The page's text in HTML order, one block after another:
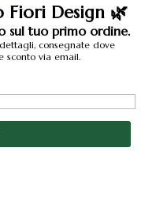
Fiori Design 🌿
sul tuo primo ordine.
consegnate dove
sconto via email.